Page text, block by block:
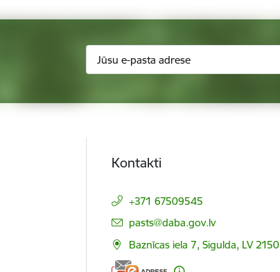
Kontakti
+371 67509545
E-pasts:
pasts@daba.gov.lv
Baznīcas iela 7, Sigulda, LV 2150